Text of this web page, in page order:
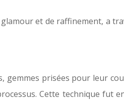
et de raffinement, a
gemmes prisées pour leur
Cette technique fut